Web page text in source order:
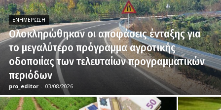
ΕΝΗΜΈΡΩΣΗ
Ολοκληρώθηκαν οι αποφάσεις ένταξης για
το μεγαλύτερο πρόγραμμα αγροτικής
οδοποιίας των τελευταίων προγραμματικών
περιόδων
pro_editor - 03/08/2026